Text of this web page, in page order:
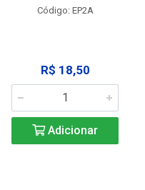
Código: EP2A
R$ 18,50
Adicionar